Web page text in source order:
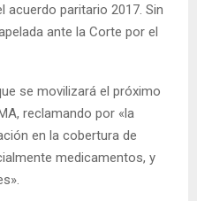
acuerdo paritario 2017. Sin
ante la Corte por el
se movilizará el próximo
reclamando por «la
en la cobertura de
medicamentos, y